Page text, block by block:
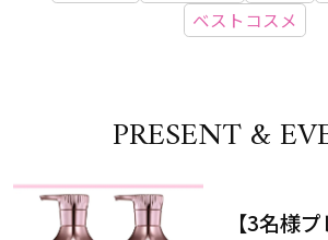
ベストコスメ
PRESENT &
【3名様